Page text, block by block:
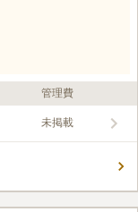
管理費
未掲載